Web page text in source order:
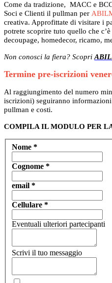
Come da tradizione, MACC e
Soci e Clienti il pullman per
creativa. Approfittate di visitare i
potrete scoprire tuto quello che
decoupage, homedecor, ricamo,
Non conosci la fiera? Scopri
Termine pre-iscrizioni
Al raggiungimento del numero
iscrizioni) seguiranno
pullman e costi.
COMPILA IL MODULO PER
Nome *
Cognome *
email *
Cellulare *
Eventuali ulteriori partecipanti
Scrivi il tuo messaggio